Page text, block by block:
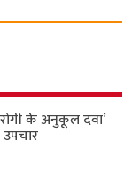
रोगी केे अनुकूल दवा’